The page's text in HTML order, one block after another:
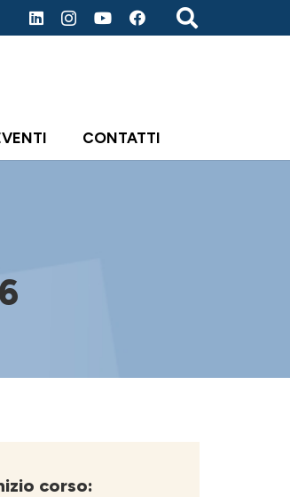
CONTATTI
corso: